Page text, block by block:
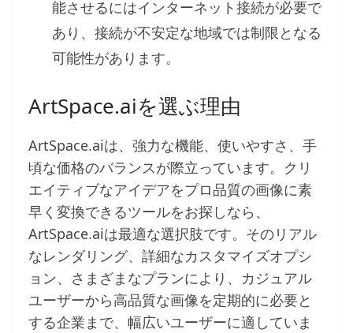
能させるにはインターネット接続が必要で
あり、接続が不安定な地域では制限となる
可能性があります。
ArtSpace.aiを選ぶ理由
ArtSpace.aiは、強力な機能、使いやすさ、手
頃な価格のバランスが際立っています。クリ
エイティブなアイデアをプロ品質の画像に素
早く変換できるツールをお探しなら、
ArtSpace.aiは最適な選択肢です。そのリアル
なレンダリング、詳細なカスタマイズオプシ
ョン、さまざまなプランにより、カジュアル
ユーザーから高品質な画像を定期的に必要と
する企業まで、幅広いユーザーに適していま